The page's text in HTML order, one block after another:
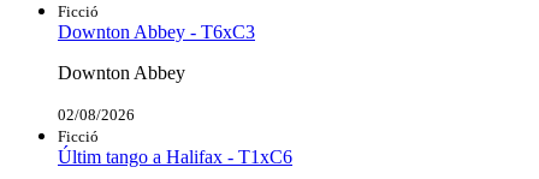
Ficció
Downton Abbey - T6xC3
Downton Abbey
02/08/2026
Ficció
Últim tango a Halifax - T1xC6